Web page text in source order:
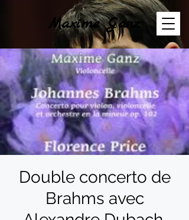
Maxime Ganz
Double concerto de
Brahms avec